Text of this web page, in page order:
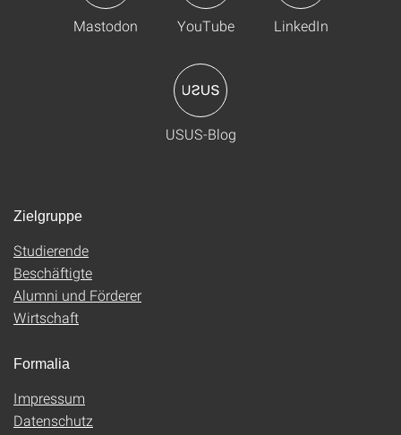
Mastodon YouTube LinkedIn
USUS-Blog
Zielgruppe
Studierende
Beschäftigte
Alumni und Förderer
Wirtschaft
Formalia
Impressum
Datenschutz